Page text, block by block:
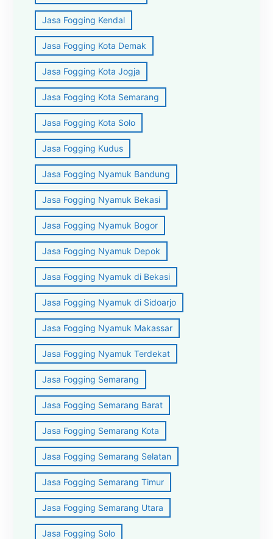
Jasa Fogging Kendal
Jasa Fogging Kota Demak
Jasa Fogging Kota Jogja
Jasa Fogging Kota Semarang
Jasa Fogging Kota Solo
Jasa Fogging Kudus
Jasa Fogging Nyamuk Bandung
Jasa Fogging Nyamuk Bekasi
Jasa Fogging Nyamuk Bogor
Jasa Fogging Nyamuk Depok
Jasa Fogging Nyamuk di Bekasi
Jasa Fogging Nyamuk di Sidoarjo
Jasa Fogging Nyamuk Makassar
Jasa Fogging Nyamuk Terdekat
Jasa Fogging Semarang
Jasa Fogging Semarang Barat
Jasa Fogging Semarang Kota
Jasa Fogging Semarang Selatan
Jasa Fogging Semarang Timur
Jasa Fogging Semarang Utara
Jasa Fogging Solo